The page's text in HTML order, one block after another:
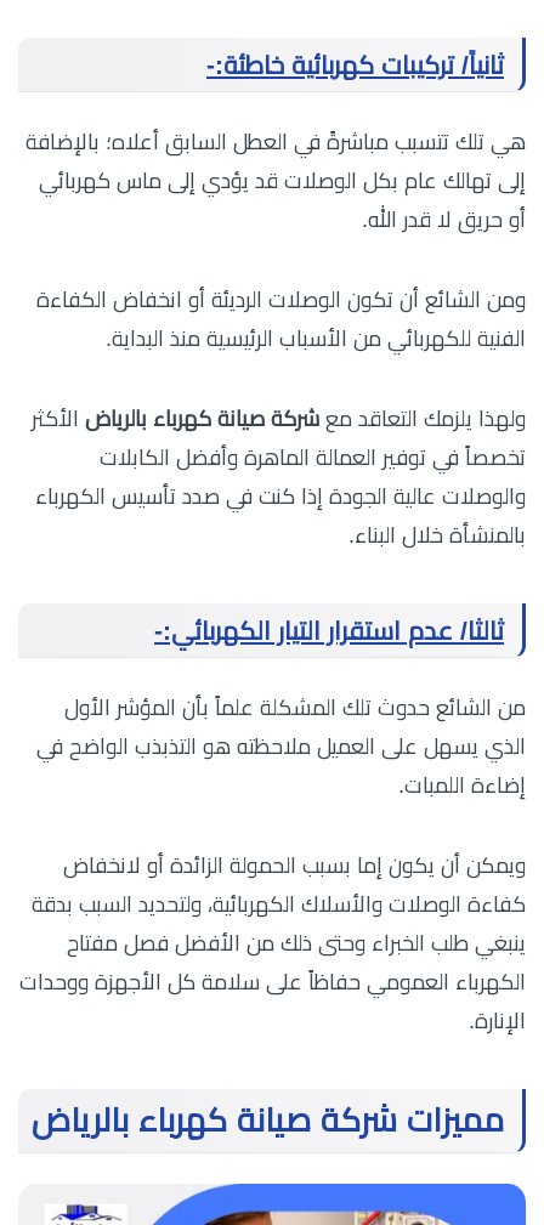
ثانياً/ تركيبات كهربائية خاطئة:-
هي تلك تتسبب مباشرةً في العطل السابق أعلاه؛ بالإضافة
إلى تهالك عام بكل الوصلات قد يؤدي إلى ماس كهربائي
أو حريق لا قدر الله.
ومن الشائع أن تكون الوصلات الرديئة أو انخفاض الكفاءة
الفنية للكهربائي من الأسباب الرئيسية منذ البداية.
ولهذا يلزمك التعاقد مع شركة صيانة كهرباء بالرياض
الأكثر
تخصصاً في توفير العمالة الماهرة وأفضل الكابلات
والوصلات عالية الجودة إذا كنت في صدد تأسيس الكهرباء
بالمنشأة خلال البناء.
ثالثا/ عدم استقرار التيار الكهربائي:-
من الشائع حدوث تلك المشكلة علماً بأن المؤشر الأول
الذي يسهل على العميل ملاحظته هو التذبذب الواضح في
إضاءة اللمبات.
ويمكن أن يكون إما بسبب الحمولة الزائدة أو لانخفاض
كفاءة الوصلات والأسلاك الكهربائية، ولتحديد السبب بدقة
ينبغي طلب الخبراء وحتى ذلك من الأفضل فصل مفتاح
الكهرباء العمومي حفاظاً على سلامة كل الأجهزة ووحدات
الإنارة.
مميزات شركة صيانة كهرباء بالرياض